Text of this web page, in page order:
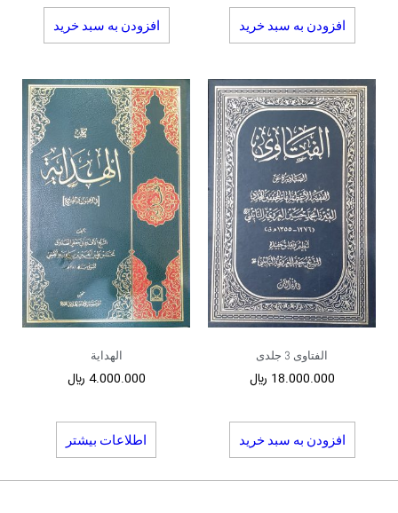
افزودن به سبد خرید افزودن به سبد خرید
الفتاوی 3 جلدی
18.000.000 ﷼
افزودن به سبد خرید
الهدایة
4.000.000 ﷼
اطلاعات بیشتر